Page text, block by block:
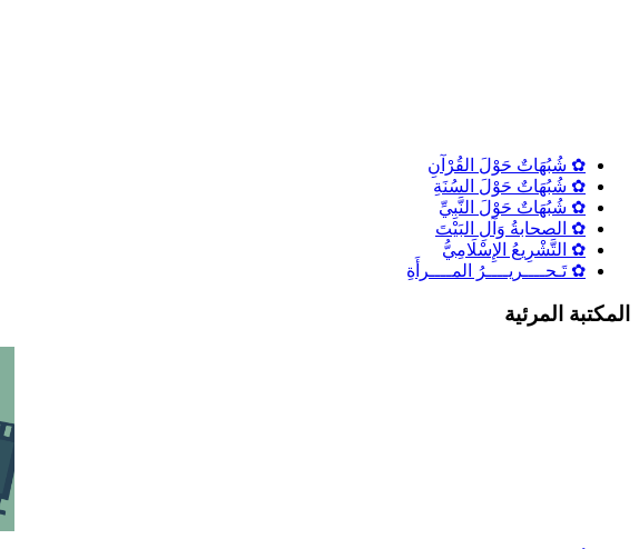
✿ شُبُهَاتٌ حَوْلَ القُرْآنِ
✿ شُبُهَاتٌ حَوْلَ السُنَةِ
✿ شُبُهَاتٌ حَوْلَ النَّبِيِّ
✿ الصحابةُ وَآلِ البَيْتَ
✿ التَّشْرِيعُ الإِسْلَامِيُّ
✿ تَـحــــريــــرُ المــــرأَةِ
المكتبة المرئية